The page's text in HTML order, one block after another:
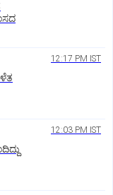
12:17 PM IST
12:03 PM IST